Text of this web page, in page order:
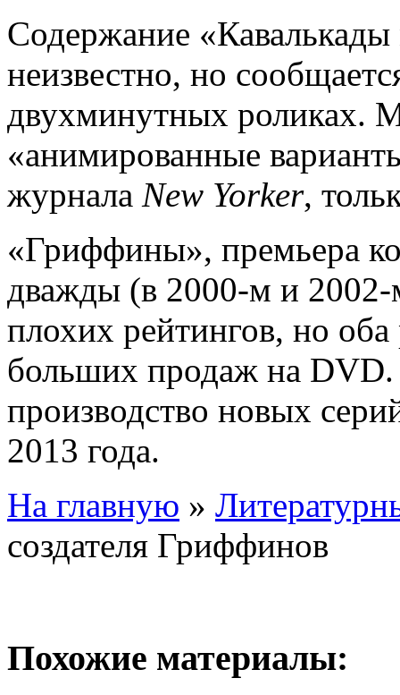
Содержание
неизвестно, но
двухминутных роликах.
«анимированные
журнала New Yorker,
«Гриффины», премьера
дважды (в 2000-м и 2002-
плохих рейтингов, но оба
больших продаж на
производство новых
2013 года.
На главную »
создателя Гриффинов
Похожие материалы: